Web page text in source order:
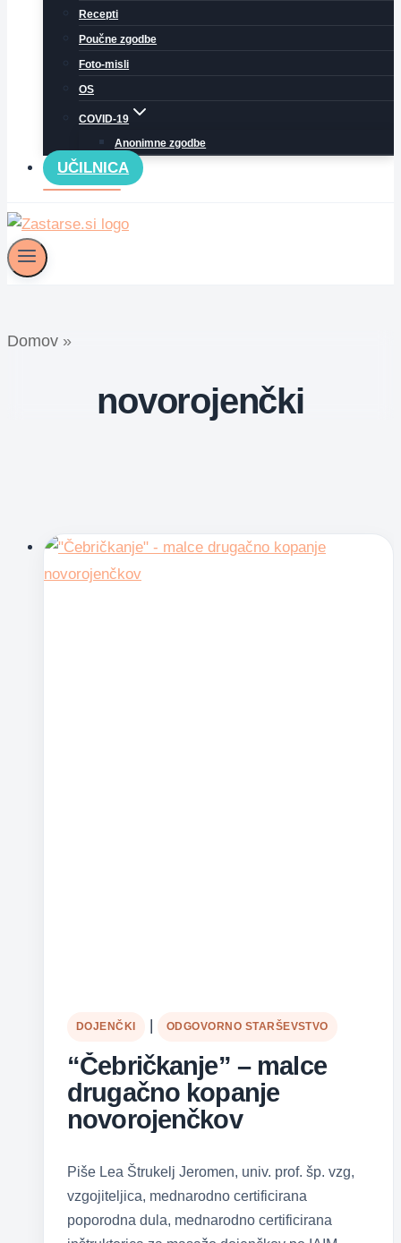
Recepti
Poučne zgodbe
Foto-misli
OS
COVID-19
Anonimne zgodbe
UČILNICA
Domov »
novorojenčki
DOJENČKI ODGOVORNO STARŠEVSTVO
“Čebričkanje” – malce
drugačno kopanje
novorojenčkov
Piše Lea Štrukelj Jeromen, univ. prof. šp. vzg,
vzgojiteljica, mednarodno certificirana
poporodna dula, mednarodno certificirana